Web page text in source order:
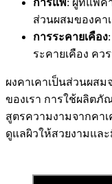
การแพ้: ผู้ที่แพ้ค
ส่วนผสมของคา
การระคายเคือง
ระคายเคือง คว
ผงคาเคาเป็นส่วนผส
ของเรา การใช้ผลิต
สูตรความงามจากคาเ
ดูแลผิวให้สวยงามแล